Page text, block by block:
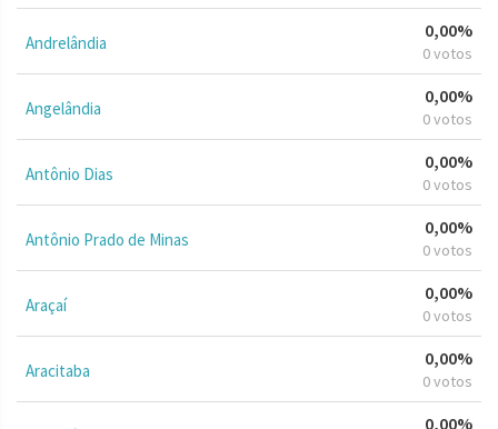
Andrelândia
0,00%
0 votos
Angelândia
0,00%
0 votos
Antônio Dias
0,00%
0 votos
Antônio Prado de Minas
0,00%
0 votos
Araçaí
0,00%
0 votos
Aracitaba
0,00%
0 votos
0,00%